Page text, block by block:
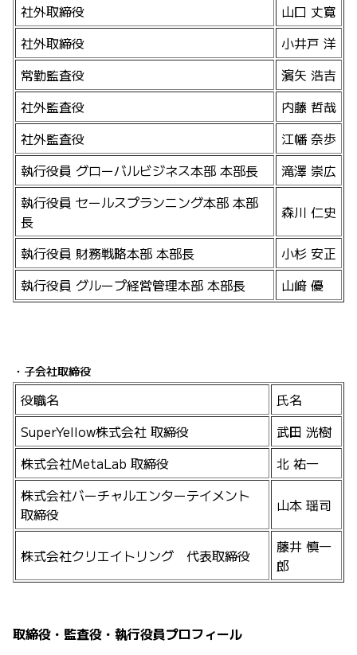
社外取締役
山口 丈寛
社外取締役
小井戸 洋
常勤監査役
濱矢 浩吉
社外監査役
内藤 哲哉
社外監査役
江幡 奈歩
執行役員 グローバルビジネス本部 本部長
滝澤 崇広
執行役員 セールスプランニング本部 本部
長
森川 仁史
執行役員 財務戦略本部 本部長
小杉 安正
執行役員 グループ経営管理本部 本部長
山﨑 優
・子会社取締役
役職名
氏名
SuperYellow株式会社 取締役
武田 洸樹
株式会社MetaLab 取締役
北 祐一
株式会社バーチャルエンターテイメント
取締役
山本 瑶司
株式会社クリエイトリング 代表取締役
藤井 慎一
郎
取締役・監査役・執行役員プロフィール